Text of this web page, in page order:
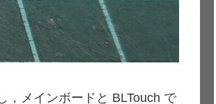
，メインボードと BLTouch で